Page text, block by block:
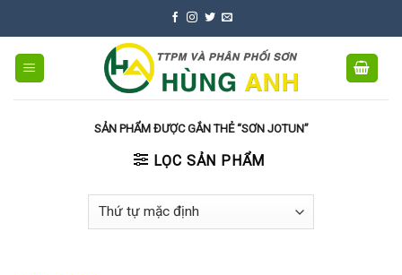
to
content
SẢN PHẨM ĐƯỢC GẮN THẺ “SƠN JOTUN”
LỌC SẢN PHẨM